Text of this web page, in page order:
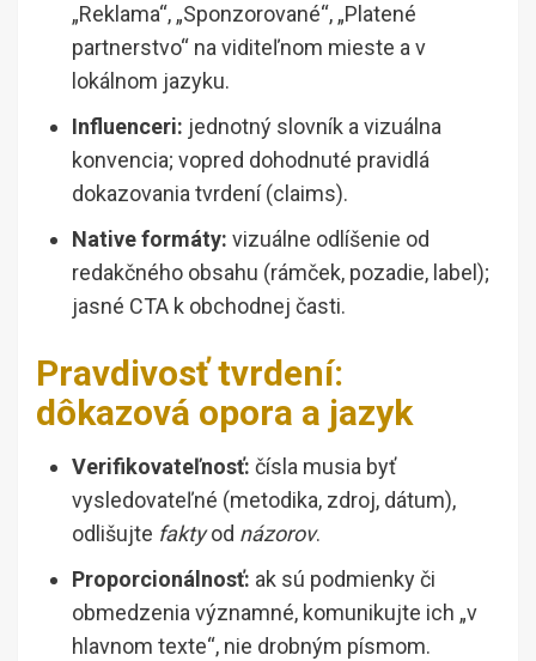
„Reklama“, „Sponzorované“, „Platené
partnerstvo“ na viditeľnom mieste a v
lokálnom jazyku.
Influenceri: jednotný slovník a vizuálna
konvencia; vopred dohodnuté pravidlá
dokazovania tvrdení (claims).
Native formáty: vizuálne odlíšenie od
redakčného obsahu (rámček, pozadie, label);
jasné CTA k obchodnej časti.
Pravdivosť tvrdení:
dôkazová opora a jazyk
Verifikovateľnosť: čísla musia byť
vysledovateľné (metodika, zdroj, dátum),
odlišujte faktyod názorov.
Proporcionálnosť: ak sú podmienky či
obmedzenia významné, komunikujte ich „v
hlavnom texte“, nie drobným písmom.